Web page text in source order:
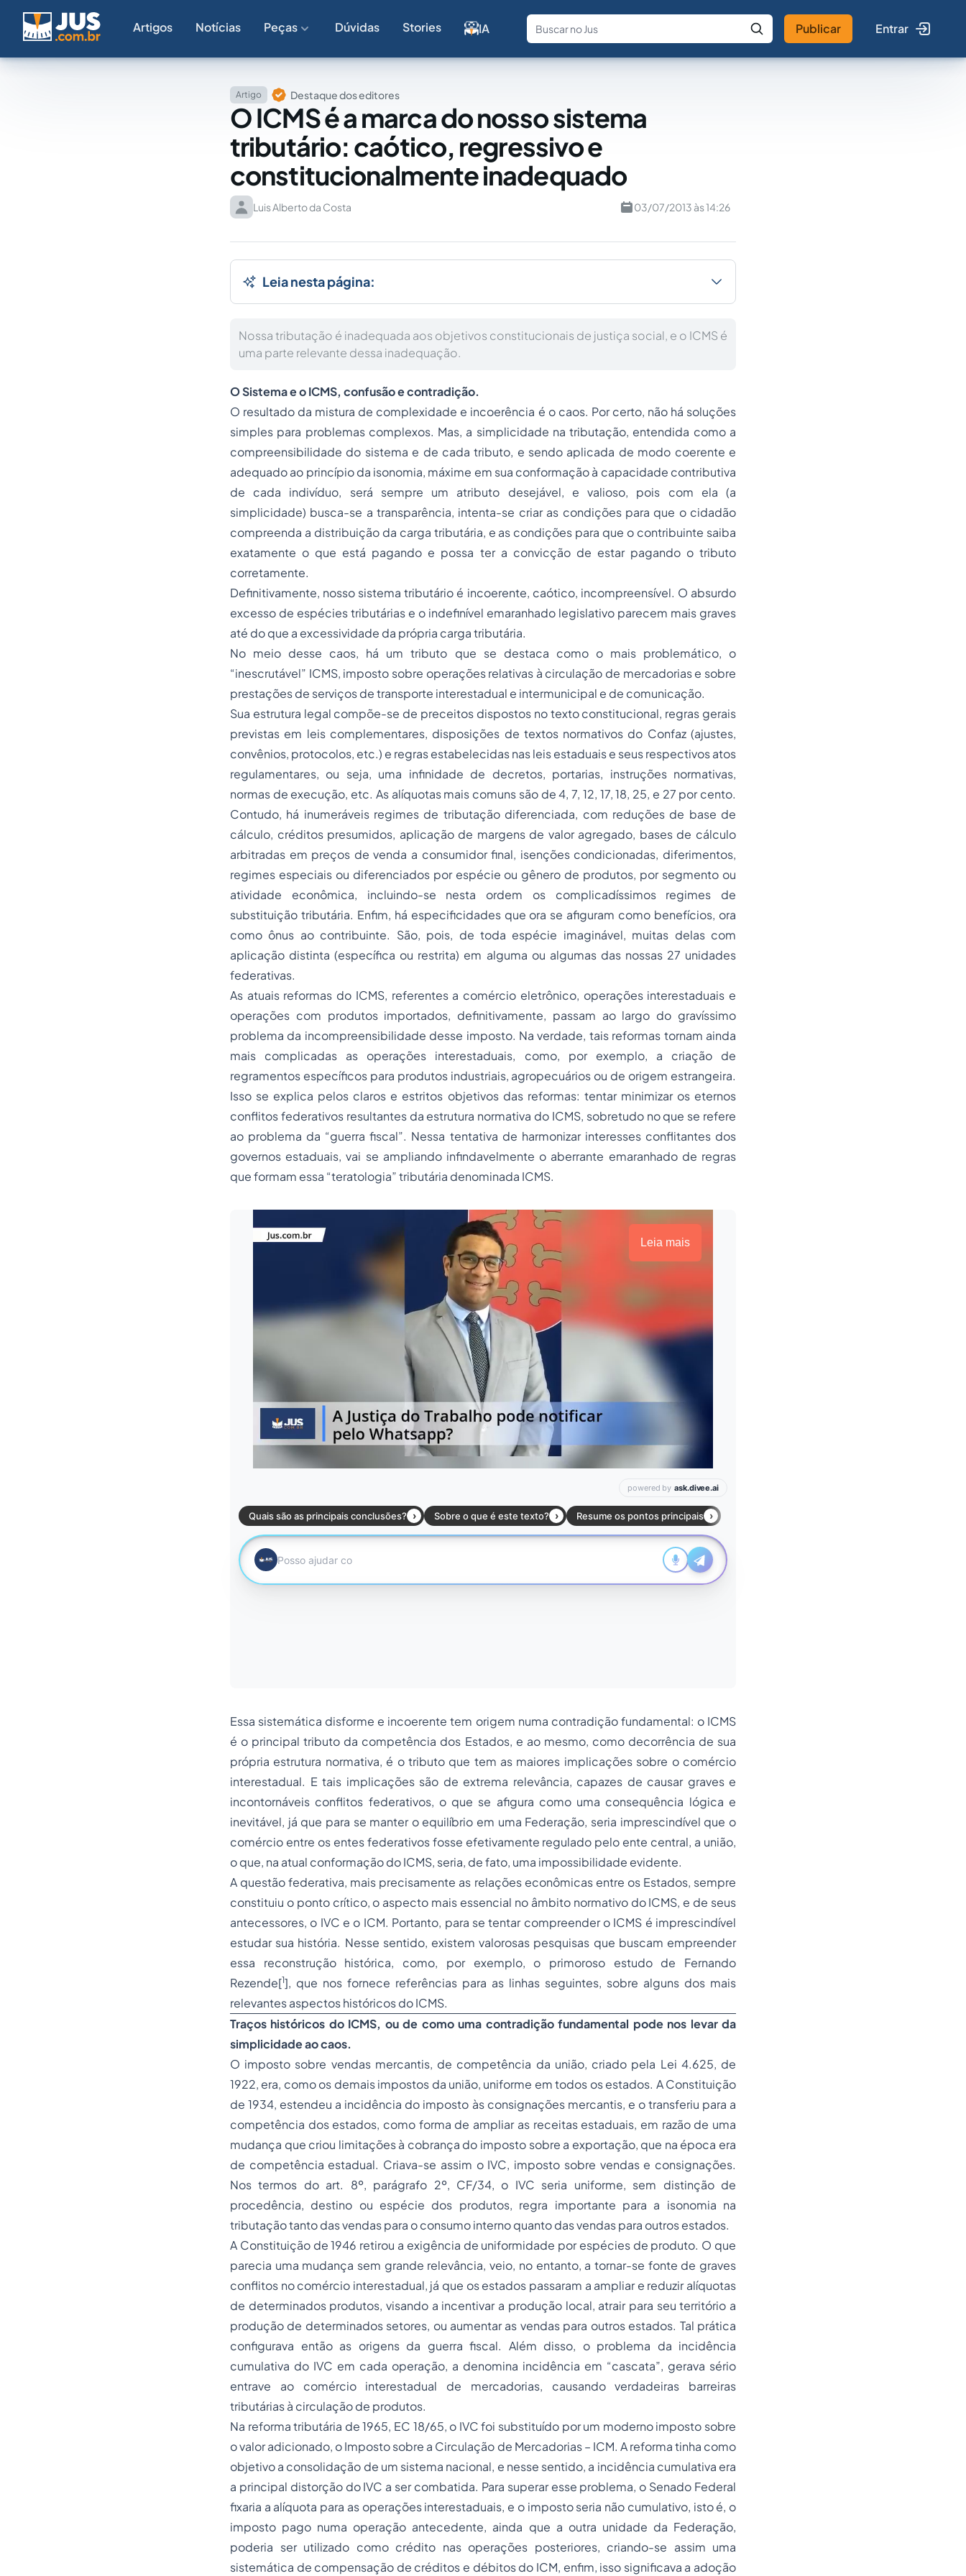
Artigos Notícias Peças Dúvidas Stories IA
Fale com a IA Buscar no Jus
Publicar Entrar
Artigo Destaque dos editores
O ICMS é a marca do nosso sistema
tributário: caótico, regressivo e
constitucionalmente inadequado
Luis Alberto da Costa 03/07/2013 às 14:26
Leia nesta página:
Nossa tributação é inadequada aos objetivos constitucionais de justiça social, e o ICMS é
uma parte relevante dessa inadequação.
O Sistema e o ICMS, confusão e contradição.
O resultado da mistura de complexidade e incoerência é o caos. Por certo, não há soluções
simples para problemas complexos. Mas, a simplicidade na tributação, entendida como a
compreensibilidade do sistema e de cada tributo, e sendo aplicada de modo coerente e
adequado ao princípio da isonomia, máxime em sua conformação à capacidade contributiva
de cada indivíduo, será sempre um atributo desejável, e valioso, pois com ela (a
simplicidade) busca-se a transparência, intenta-se criar as condições para que o cidadão
compreenda a distribuição da carga tributária, e as condições para que o contribuinte saiba
exatamente o que está pagando e possa ter a convicção de estar pagando o tributo
corretamente.
Definitivamente, nosso sistema tributário é incoerente, caótico, incompreensível. O absurdo
excesso de espécies tributárias e o indefinível emaranhado legislativo parecem mais graves
até do que a excessividade da própria carga tributária.
No meio desse caos, há um tributo que se destaca como o mais problemático, o
“inescrutável” ICMS, imposto sobre operações relativas à circulação de mercadorias e sobre
prestações de serviços de transporte interestadual e intermunicipal e de comunicação.
Sua estrutura legal compõe-se de preceitos dispostos no texto constitucional, regras gerais
previstas em leis complementares, disposições de textos normativos do Confaz (ajustes,
convênios, protocolos, etc.) e regras estabelecidas nas leis estaduais e seus respectivos atos
regulamentares, ou seja, uma infinidade de decretos, portarias, instruções normativas,
normas de execução, etc. As alíquotas mais comuns são de 4, 7, 12, 17, 18, 25, e 27 por cento.
Contudo, há inumeráveis regimes de tributação diferenciada, com reduções de base de
cálculo, créditos presumidos, aplicação de margens de valor agregado, bases de cálculo
arbitradas em preços de venda a consumidor final, isenções condicionadas, diferimentos,
regimes especiais ou diferenciados por espécie ou gênero de produtos, por segmento ou
atividade econômica, incluindo-se nesta ordem os complicadíssimos regimes de
substituição tributária. Enfim, há especificidades que ora se afiguram como benefícios, ora
como ônus ao contribuinte. São, pois, de toda espécie imaginável, muitas delas com
aplicação distinta (específica ou restrita) em alguma ou algumas das nossas 27 unidades
federativas.
As atuais reformas do ICMS, referentes a comércio eletrônico, operações interestaduais e
operações com produtos importados, definitivamente, passam ao largo do gravíssimo
problema da incompreensibilidade desse imposto. Na verdade, tais reformas tornam ainda
mais complicadas as operações interestaduais, como, por exemplo, a criação de
regramentos específicos para produtos industriais, agropecuários ou de origem estrangeira.
Isso se explica pelos claros e estritos objetivos das reformas: tentar minimizar os eternos
conflitos federativos resultantes da estrutura normativa do ICMS, sobretudo no que se refere
ao problema da “guerra fiscal”. Nessa tentativa de harmonizar interesses conflitantes dos
governos estaduais, vai se ampliando infindavelmente o aberrante emaranhado de regras
que formam essa “teratologia” tributária denominada ICMS.
Leia mais
Essa sistemática disforme e incoerente tem origem numa contradição fundamental: o ICMS
é o principal tributo da competência dos Estados, e ao mesmo, como decorrência de sua
própria estrutura normativa, é o tributo que tem as maiores implicações sobre o comércio
interestadual. E tais implicações são de extrema relevância, capazes de causar graves e
incontornáveis conflitos federativos, o que se afigura como uma consequência lógica e
inevitável, já que para se manter o equilíbrio em uma Federação, seria imprescindível que o
comércio entre os entes federativosfosse efetivamente regulado pelo ente central, a união,
o que, na atual conformação do ICMS, seria, de fato, uma impossibilidade evidente.
A questão federativa, mais precisamente as relações econômicas entre os Estados, sempre
constituiu o ponto crítico, o aspecto mais essencial no âmbito normativo do ICMS, e de seus
antecessores, o IVC e o ICM. Portanto, para se tentar compreender o ICMS é imprescindível
estudar sua história. Nesse sentido, existem valorosas pesquisas que buscam empreender
essa reconstrução histórica, como, por exemplo, o primoroso estudo de Fernando
Rezende[1], que nos fornece referências para as linhas seguintes, sobre alguns dos mais
relevantes aspectos históricos do ICMS.
Traços históricos do ICMS, ou de como uma contradição fundamental pode nos levar da
simplicidade ao caos.
O imposto sobre vendas mercantis, de competência da união, criado pela Lei 4.625, de
1922, era, como os demais impostos da união, uniforme em todos os estados. A Constituição
de 1934, estendeu a incidência do imposto às consignações mercantis, e o transferiu para a
competência dos estados, como forma de ampliar as receitas estaduais, em razão de uma
mudança que criou limitações à cobrança do imposto sobre a exportação, que na época era
de competência estadual. Criava-se assim o IVC, imposto sobre vendas e consignações.
Nos termos do art. 8º, parágrafo 2º, CF/34, o IVC seria uniforme, sem distinção de
procedência, destino ou espécie dos produtos, regra importante para a isonomia na
tributação tanto das vendas para o consumo interno quanto das vendas para outros estados.
A Constituição de 1946 retirou a exigência de uniformidade por espécies de produto. O que
parecia uma mudança sem grande relevância, veio, no entanto, a tornar-se fonte de graves
conflitos no comércio interestadual, já que os estados passaram a ampliar e reduzir alíquotas
de determinados produtos, visando a incentivar a produção local, atrair para seu território a
produção de determinados setores, ou aumentar as vendas para outros estados. Tal prática
configurava então as origens da guerra fiscal. Além disso, o problema da incidência
cumulativa do IVC em cada operação, a denomina incidência em “cascata”, gerava sério
entrave ao comércio interestadual de mercadorias, causando verdadeiras barreiras
tributárias à circulação de produtos.
Na reforma tributária de 1965, EC 18/65, o IVC foi substituído por um moderno imposto sobre
o valor adicionado, o Imposto sobre a Circulação de Mercadorias – ICM. A reforma tinha como
objetivo a consolidação de um sistema nacional, e nesse sentido, a incidência cumulativa era
a principal distorção do IVC a ser combatida. Para superar esse problema, o Senado Federal
fixaria a alíquota para as operações interestaduais, e o imposto seria não cumulativo, isto é, o
imposto pago numa operação antecedente, ainda que a outra unidade da Federação,
poderia ser utilizado como crédito nas operações posteriores, criando-se assim uma
sistemática de compensação de créditos e débitos do ICM, enfim, isso significava a adoção